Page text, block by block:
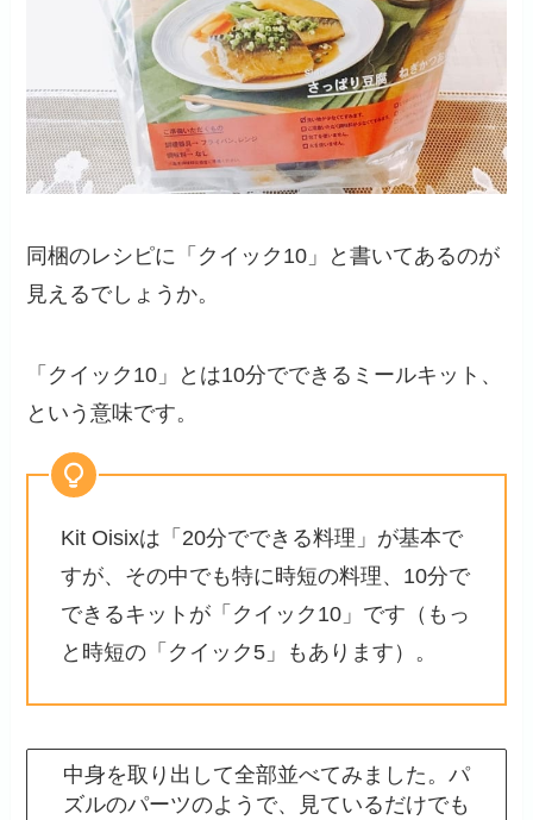
同梱のレシピに「クイック10」と書いてあるのが
見えるでしょうか。
「クイック10」とは10分でできるミールキット、
という意味です。
Kit Oisixは「20分でできる料理」が基本で
すが、その中でも特に時短の料理、10分で
できるキットが「クイック10」です（もっ
と時短の「クイック5」もあります）。
中身を取り出して全部並べてみました。パ
ズルのパーツのようで、見ているだけでも